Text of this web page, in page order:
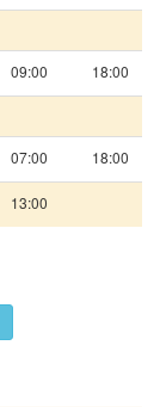
09:00 18:00
07:00 18:00
13:00